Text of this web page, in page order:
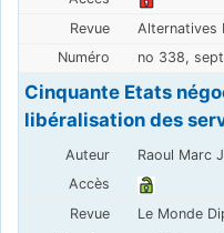
Alternatives
no 338,
Cinquante Etats
libéralisation des
Raoul Marc
Le Monde